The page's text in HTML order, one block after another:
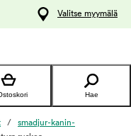
Valitse myymälä
Hae
smadjur-kanin-